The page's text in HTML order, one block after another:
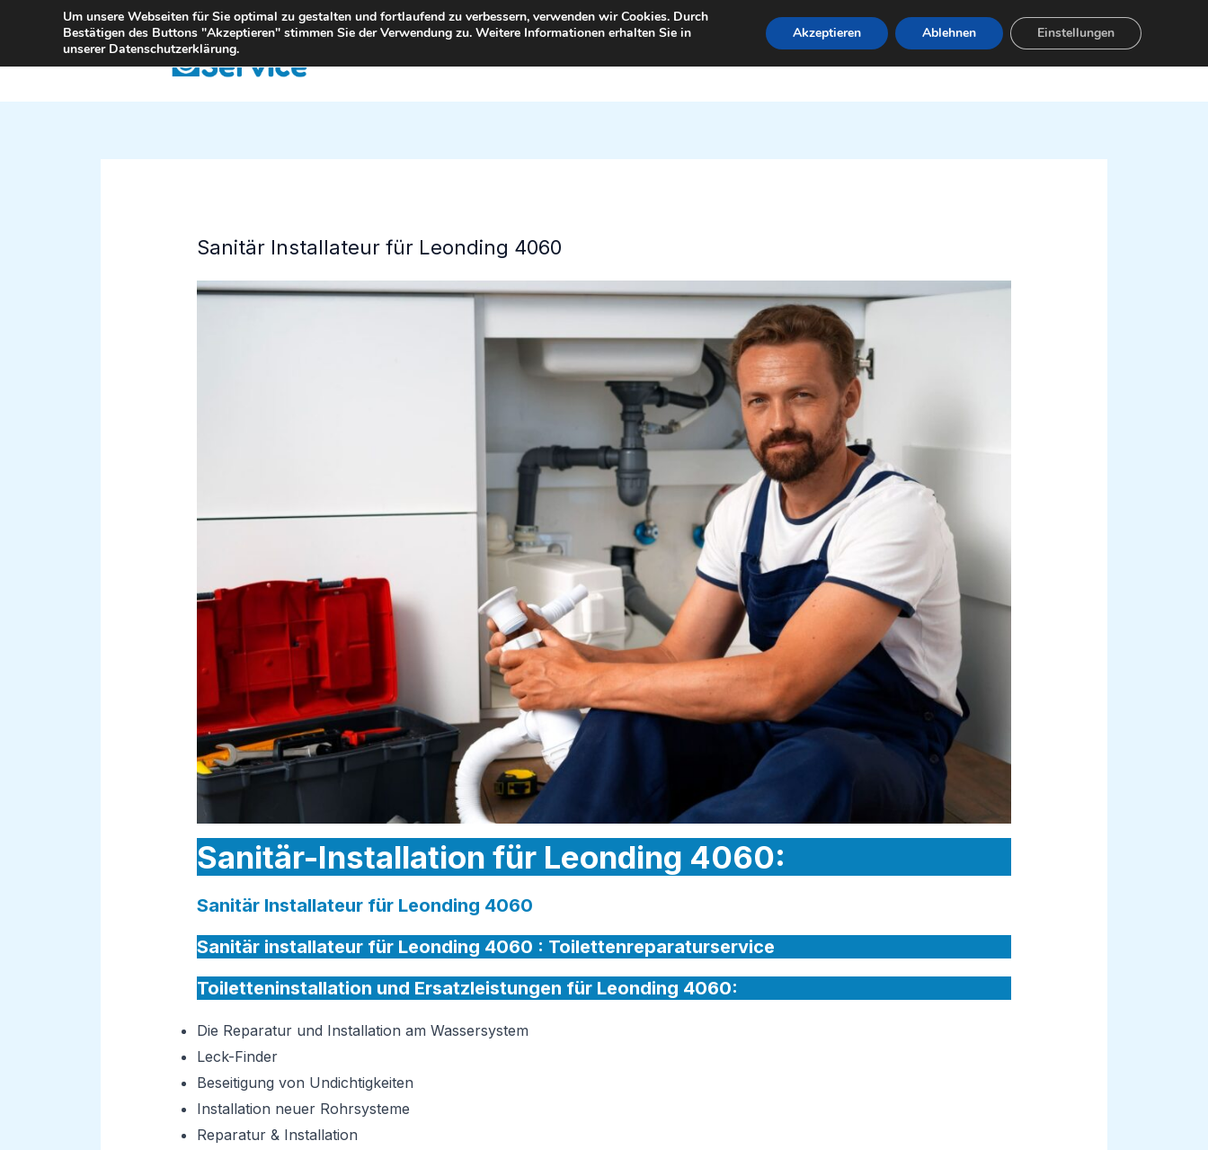
springen
StartSeite Leistungen Servicebereiche
Sanitär Installateur für Leonding 4060
Sanitär-Installation für Leonding 4060:
Sanitär Installateur für Leonding 4060
Sanitär installateur für Leonding 4060 : Toilettenreparaturservice
Toiletteninstallation und Ersatzleistungen für Leonding 4060:
Die Reparatur und Installation am Wassersystem
Leck-Finder
Beseitigung von Undichtigkeiten
Installation neuer Rohrsysteme
Reparatur & Installation
Um unsere Webseiten für Sie optimal zu gestalten und fortlaufend zu verbessern, verwenden wir Cookies. Durch
Bestätigen des Buttons "Akzeptieren" stimmen Sie der Verwendung zu. Weitere Informationen erhalten Sie in
unserer Datenschutzerklärung.
Akzeptieren Ablehnen Einstellungen